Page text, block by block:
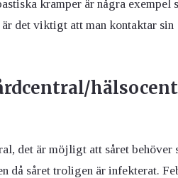
kramper är några exempel
är det viktigt att man kontaktar sin
det är möjligt att såret behöver
då såret troligen är infekterat.